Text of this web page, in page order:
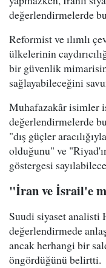
değerlendirmelerde
Reformist ve ılımlı
ülkelerinin
bir güvenlik
sağlayabileceğini
Muhafazakâr isimler
değerlendirmelerde
"dış güçler
olduğunu" ve
göstergesi
"İran ve İsrail'e
Suudi siyaset analisti
değerlendirmede
ancak herhangi bir
öngördüğünü belirtti.